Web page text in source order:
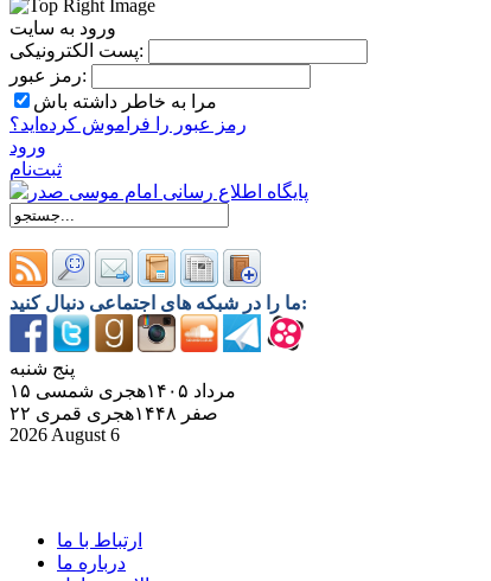
ورود به سایت
پست الکترونیکی:
رمز عبور:
مرا به خاطر داشته باش
رمز ‌عبور را فراموش کرده‌اید؟
ورود
ثبت‌نام
ما را در شبکه های اجتماعی دنبال کنید:
پنج شنبه
۱۵ مرداد ۱۴۰۵هجری شمسی
۲۲ صفر ۱۴۴۸هجری قمری
2026 August 6
ارتباط با ما
درباره ما